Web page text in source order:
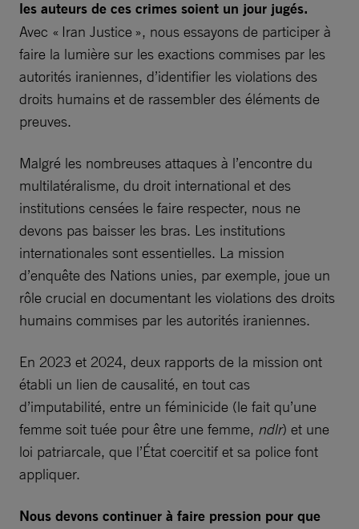
les auteurs de ces crimes soient un jour jugés.
Avec « Iran Justice », nous essayons de participer à
faire la lumière sur les exactions commises par les
autorités iraniennes, d’identifier les violations des
droits humains et de rassembler des éléments de
preuves.
Malgré les nombreuses attaques à l’encontre du
multilatéralisme, du droit international et des
institutions censées le faire respecter, nous ne
devons pas baisser les bras. Les institutions
internationales sont essentielles. La mission
d’enquête des Nations unies, par exemple, joue un
rôle crucial en documentant les violations des droits
humains commises par les autorités iraniennes.
En 2023 et 2024, deux rapports de la mission ont
établi un lien de causalité, en tout cas
d’imputabilité, entre un féminicide (le fait qu’une
femme soit tuée pour être une femme, ndlr) et une
loi patriarcale, que l’État coercitif et sa police font
appliquer.
Nous devons continuer à faire pression pour que